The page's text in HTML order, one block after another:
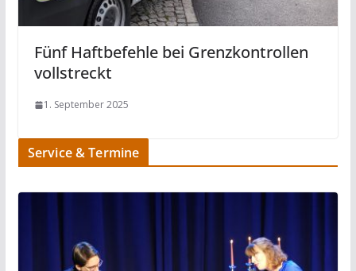
Fünf Haftbefehle bei Grenzkontrollen
vollstreckt
1. September 2025
Service & Termine